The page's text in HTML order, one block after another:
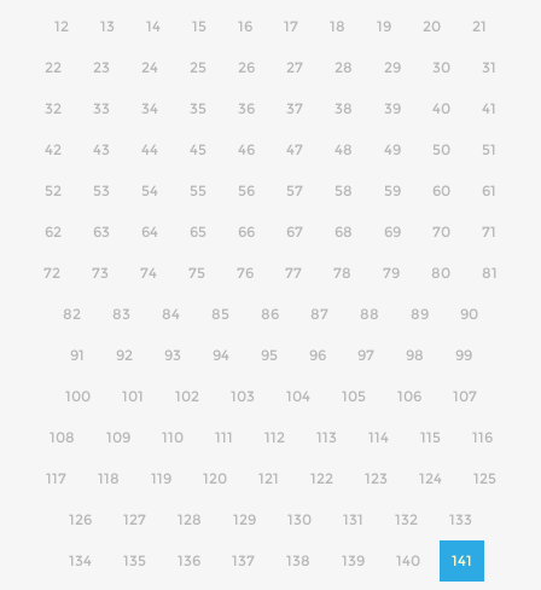
12 13 14 15 16 17 18 19 20 21
22 23 24 25 26 27 28 29 30 31
32 33 34 35 36 37 38 39 40 41
42 43 44 45 46 47 48 49 50 51
52 53 54 55 56 57 58 59 60 61
62 63 64 65 66 67 68 69 70 71
72 73 74 75 76 77 78 79 80 81
82 83 84 85 86 87 88 89 90
91 92 93 94 95 96 97 98 99
100 101 102 103 104 105 106 107
108 109 110 111 112 113 114 115 116
117 118 119 120 121 122 123 124 125
126 127 128 129 130 131 132 133
134 135 136 137 138 139 140 141